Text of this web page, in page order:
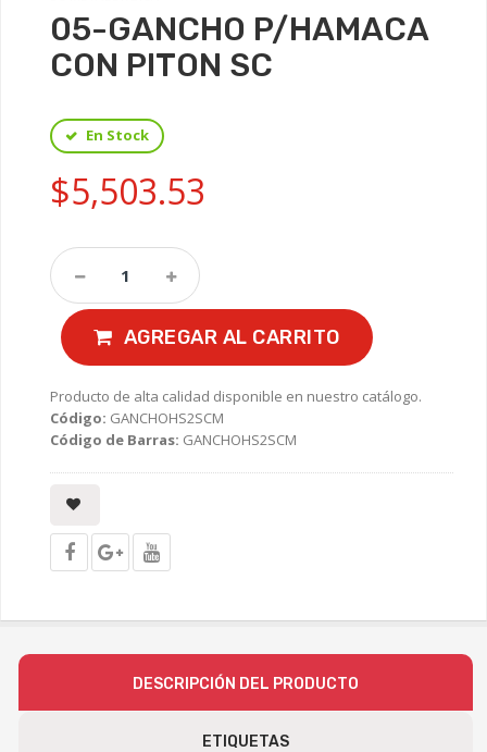
05-GANCHO P/HAMACA
CON PITON SC
En Stock
$5,503.53
AGREGAR AL CARRITO
Producto de alta calidad disponible en nuestro catálogo.
Código: GANCHOHS2SCM
Código de Barras: GANCHOHS2SCM
DESCRIPCIÓN DEL PRODUCTO
ETIQUETAS